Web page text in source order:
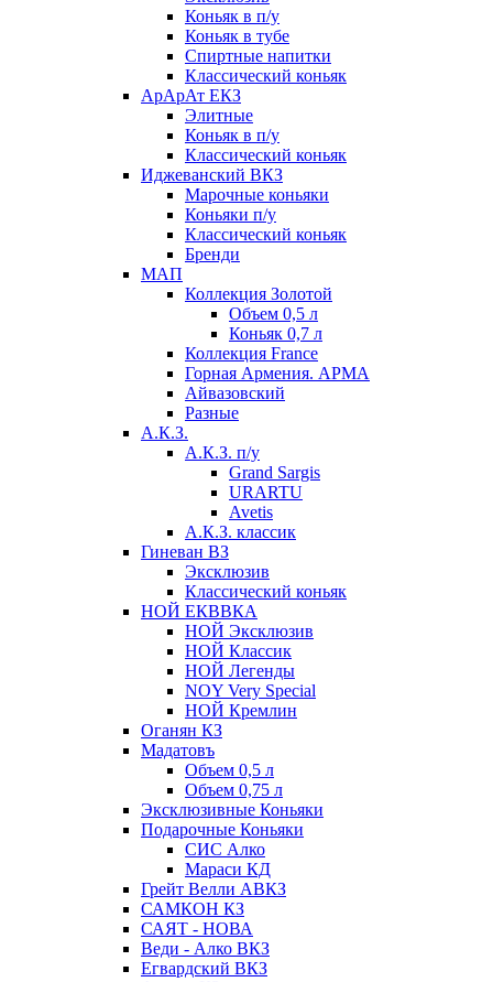
Коньяк в п/у
Коньяк в тубе
Спиртные напитки
Классический коньяк
АрАрАт ЕКЗ
Элитные
Коньяк в п/у
Классический коньяк
Иджеванский ВКЗ
Марочные коньяки
Коньяки п/у
Классический коньяк
Бренди
МАП
Коллекция Золотой
Объем 0,5 л
Коньяк 0,7 л
Коллекция France
Горная Армения. АРМА
Айвазовский
Разные
А.К.З.
А.К.З. п/у
Grand Sargis
URARTU
Avetis
А.К.З. классик
Гиневан ВЗ
Эксклюзив
Классический коньяк
НОЙ ЕКВВКА
НОЙ Эксклюзив
НОЙ Классик
НОЙ Легенды
NOY Very Speсial
НОЙ Кремлин
Оганян КЗ
Мадатовъ
Объем 0,5 л
Объем 0,75 л
Эксклюзивные Коньяки
Подарочные Коньяки
СИС Алко
Мараси КД
Грейт Велли АВКЗ
САМКОН КЗ
САЯТ - НОВА
Веди - Алко ВКЗ
Егвардский ВКЗ